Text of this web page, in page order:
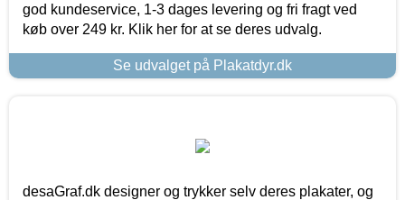
god kundeservice, 1-3 dages levering og fri fragt ved
køb over 249 kr. Klik her for at se deres udvalg.
Se udvalget på Plakatdyr.dk
desaGraf.dk designer og trykker selv deres plakater, og